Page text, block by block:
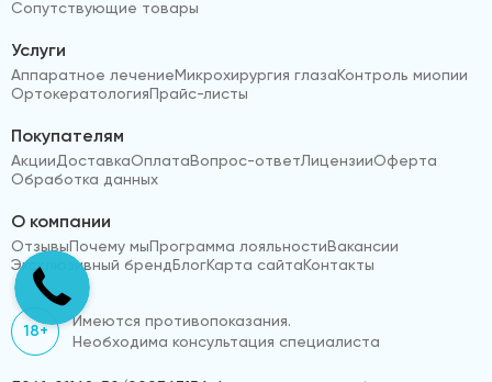
Сопутствующие товары
Услуги
Аппаратное лечениеМикрохирургия глазаКонтроль миопии
ОртокератологияПрайс-листы
Покупателям
АкцииДоставкаОплатаВопрос-ответЛицензииОферта
Обработка данных
О компании
ОтзывыПочему мыПрограмма лояльностиВакансии
Эксклюзивный брендБлогКарта сайтаКонтакты
18+
Имеются противопоказания.
Необходима консультация специалиста